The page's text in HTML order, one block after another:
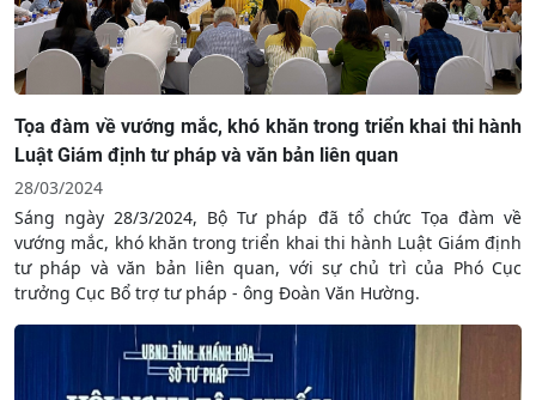
Tọa đàm về vướng mắc, khó khăn trong triển khai thi hành
Luật Giám định tư pháp và văn bản liên quan
28/03/2024
Sáng ngày 28/3/2024, Bộ Tư pháp đã tổ chức Tọa đàm về
vướng mắc, khó khăn trong triển khai thi hành Luật Giám định
tư pháp và văn bản liên quan, với sự chủ trì của Phó Cục
trưởng Cục Bổ trợ tư pháp - ông Đoàn Văn Hường.